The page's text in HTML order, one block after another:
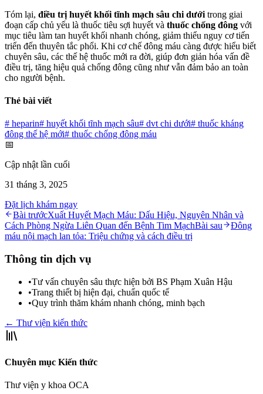
Tóm lại, điều trị huyết khối tĩnh mạch sâu chi dưới trong giai
đoạn cấp chủ yếu là thuốc tiêu sợi huyết và thuốc chống đông với
mục tiêu làm tan huyết khối nhanh chóng, giảm thiểu nguy cơ tiến
triển đến thuyên tắc phổi. Khi cơ chế đông máu càng được hiểu biết
chuyên sâu, các thế hệ thuốc mới ra đời, giúp đơn giản hóa vấn đề
điều trị, tăng hiệu quả chống đông cũng như vẫn đảm bảo an toàn
cho người bệnh.
Thẻ bài viết
# heparin# huyết khối tĩnh mạch sâu# dvt chi dưới# thuốc kháng
đông thế hệ mới# thuốc chống đông máu
📅
Cập nhật lần cuối
31 tháng 3, 2025
Đặt lịch khám ngay
Bài trướcXuất Huyết Mạch Máu: Dấu Hiệu, Nguyên Nhân và
Cách Phòng Ngừa Liên Quan đến Bệnh Tim MạchBài sau
Đông
máu nội mạch lan tỏa: Triệu chứng và cách điều trị
Thông tin dịch vụ
•Tư vấn chuyên sâu thực hiện bởi BS Phạm Xuân Hậu
•Trang thiết bị hiện đại, chuẩn quốc tế
•Quy trình thăm khám nhanh chóng, minh bạch
← Thư viện kiến thức
Chuyên mục Kiến thức
Thư viện y khoa OCA